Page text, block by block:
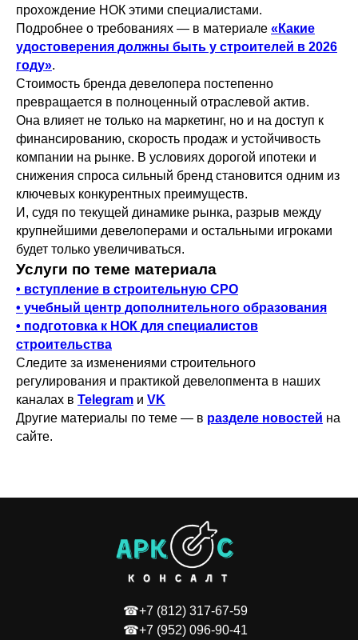
прохождение НОК этими специалистами.
Подробнее о требованиях — в материале «Какие
удостоверения должны быть у строителей в 2026
году».
Стоимость бренда девелопера постепенно
превращается в полноценный отраслевой актив.
Она влияет не только на маркетинг, но и на доступ к
финансированию, скорость продаж и устойчивость
компании на рынке. В условиях дорогой ипотеки и
снижения спроса сильный бренд становится одним из
ключевых конкурентных преимуществ.
И, судя по текущей динамике рынка, разрыв между
крупнейшими девелоперами и остальными игроками
будет только увеличиваться.
Услуги по теме материала
• вступление в строительную СРО
• учебный центр дополнительного образования
• подготовка к НОК для специалистов
строительства
Следите за изменениями строительного
регулирования и практикой девелопмента в наших
каналах в Telegram и VK
Другие материалы по теме — в разделе новостей на
сайте.
☎+7 (812) 317-67-59
☎+7 (952) 096-90-41